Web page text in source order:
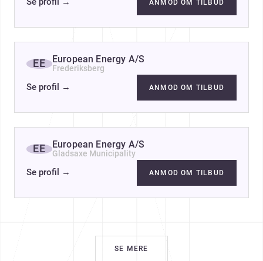
ANMOD OM TILBUD
EE European Energy A/S
Frederiksberg
Se profil → ANMOD OM TILBUD
EE European Energy A/S
Gladsaxe Municipality
Se profil → ANMOD OM TILBUD
SE MERE